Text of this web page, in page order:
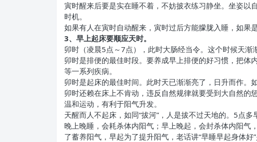
寅时醒来后要是实在睡不着，不妨披衣练习静坐。坐姿
时机。
如果有人在寅时自动醒来，寅时过后方能朦胧入睡，如果
3、早上起床要顺应天时。
卯时（凌晨5点～7点），此时大肠经当令。这个时候天渐
卯时是排便的最佳时段。要养成早上排便的好习惯，把
等一系列疾病。
卯时是起床的最佳时间。此时天已渐渐亮了，日升而作
卯时还赖在床上不肯动，违反自然规律就要受到大自然
温和运动，有利于阳气升发。
天醒而人不起床，如同“拔河”，人是拔不过天地的。5点
晚上晚睡，会耗杀体内阳气；早上晚起，会封杀体内阳气
了蓄养阳气，早起为了提升阳气，老话讲“早睡早起身体